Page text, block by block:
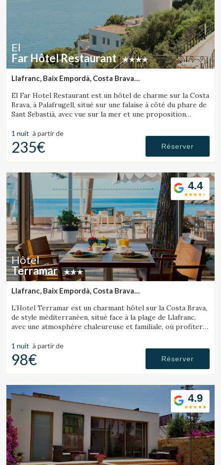
El
Far Hôtel Restaurant
Llafranc, Baix Empordà, Costa Brava
El Far Hotel Restaurant est un hôtel de charme sur la Costa
Brava, à Palafrugell, situé sur une falaise à côté du phare de
Sant Sebastià, avec vue sur la mer et une proposition
1 nuit à partir de
235€ Réserver
4.4
Hôtel
Terramar
Llafranc, Baix Empordà, Costa Brava
L’Hotel Terramar est un charmant hôtel sur la Costa Brava,
de style méditerranéen, situé face à la plage de Llafranc,
avec une atmosphère chaleureuse et familiale, où profiter
1 nuit à partir de
98€ Réserver
4.9